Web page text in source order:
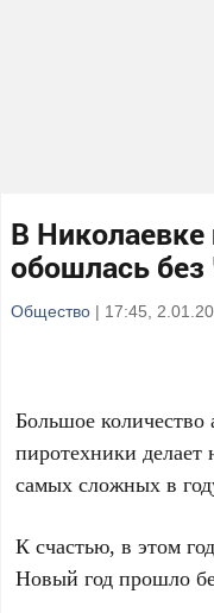
В Николаевке
обошлась
Общество | 17:45,
Большое
пиротехники
самых сложных в
К счастью, в этом
Новый год прошло